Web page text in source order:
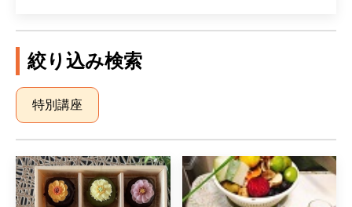
絞り込み検索
特別講座